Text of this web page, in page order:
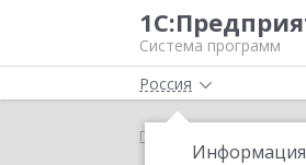
Система программ
Россия
Информация
Главная